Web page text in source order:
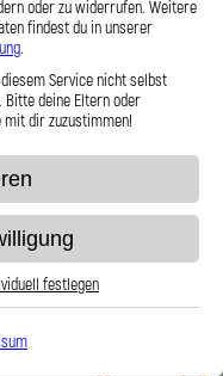
Gummi
Niveau vereint.
vs. Gummi“
oder zu widerrufen. Weitere
findest du in unserer
.
Service nicht selbst
Bitte deine Eltern oder
mit dir zuzustimmen!
festlegen